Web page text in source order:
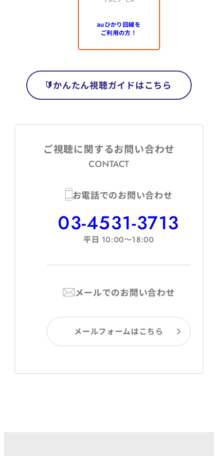
auひかり回線を
ご利用の方！
かんたん視聴ガイドはこちら
ご視聴に関するお問い合わせ
CONTACT
お電話でのお問い合わせ
03-4531-3713
平日 10:00〜18:00
メールでのお問い合わせ
メールフォームはこちら